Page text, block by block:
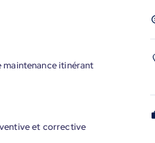
maintenance itinérant
et corrective